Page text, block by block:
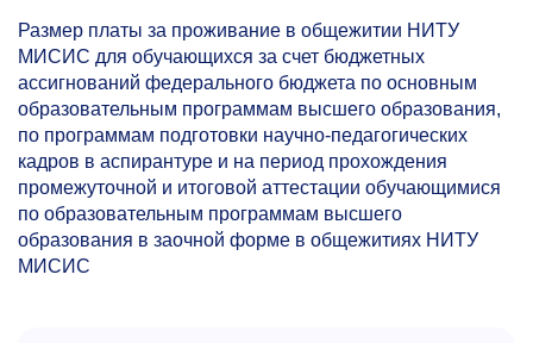
Размер платы за проживание в общежитии НИТУ
МИСИС для обучающихся за счет бюджетных
ассигнований федерального бюджета по основным
образовательным программам высшего образования,
по программам подготовки научно-педагогических
кадров в аспирантуре и на период прохождения
промежуточной и итоговой аттестации обучающимися
по образовательным программам высшего
образования в заочной форме в общежитиях НИТУ
МИСИС